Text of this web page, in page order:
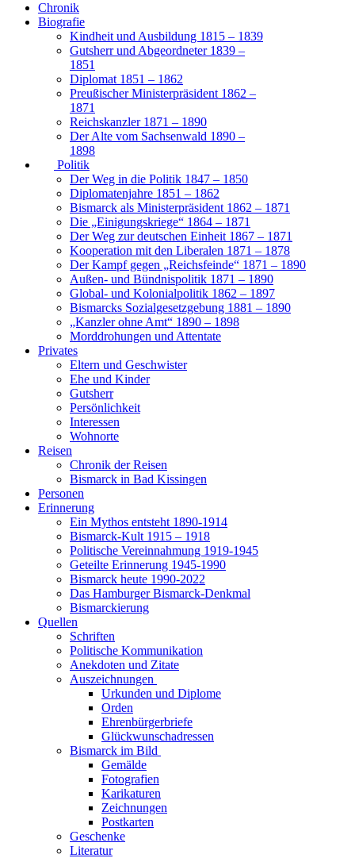
Chronik
Biografie
Kindheit und Ausbildung 1815 – 1839
Gutsherr und Abgeordneter 1839 –
1851
Diplomat 1851 – 1862
Preußischer Ministerpräsident 1862 –
1871
Reichskanzler 1871 – 1890
Der Alte vom Sachsenwald 1890 –
1898
Politik
Der Weg in die Politik 1847 – 1850
Diplomatenjahre 1851 – 1862
Bismarck als Ministerpräsident 1862 – 1871
Die „Einigungskriege“ 1864 – 1871
Der Weg zur deutschen Einheit 1867 – 1871
Kooperation mit den Liberalen 1871 – 1878
Der Kampf gegen „Reichsfeinde“ 1871 – 1890
Außen- und Bündnispolitik 1871 – 1890
Global- und Kolonialpolitik 1862 – 1897
Bismarcks Sozialgesetzgebung 1881 – 1890
„Kanzler ohne Amt“ 1890 – 1898
Morddrohungen und Attentate
Privates
Eltern und Geschwister
Ehe und Kinder
Gutsherr
Persönlichkeit
Interessen
Wohnorte
Reisen
Chronik der Reisen
Bismarck in Bad Kissingen
Personen
Erinnerung
Ein Mythos entsteht 1890-1914
Bismarck-Kult 1915 – 1918
Politische Vereinnahmung 1919-1945
Geteilte Erinnerung 1945-1990
Bismarck heute 1990-2022
Das Hamburger Bismarck-Denkmal
Bismarckierung
Quellen
Schriften
Politische Kommunikation
Anekdoten und Zitate
Auszeichnungen
Urkunden und Diplome
Orden
Ehrenbürgerbriefe
Glückwunschadressen
Bismarck im Bild
Gemälde
Fotografien
Karikaturen
Zeichnungen
Postkarten
Geschenke
Literatur